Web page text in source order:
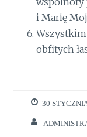
i Marię
obfitych
30